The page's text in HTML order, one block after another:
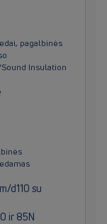
pagalbinės
Insulation
d110 su
ir 85N